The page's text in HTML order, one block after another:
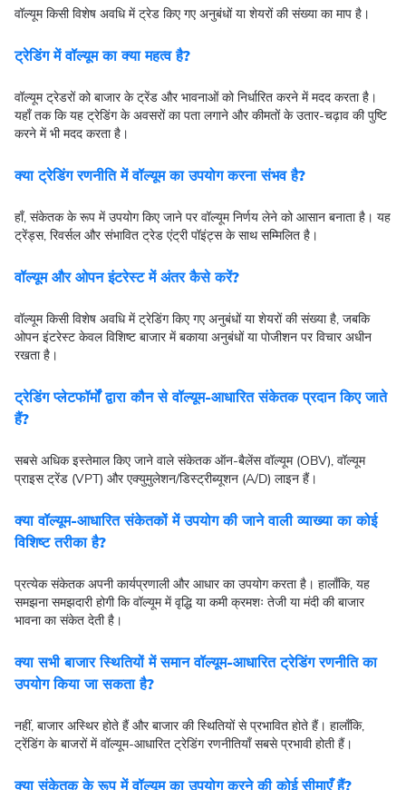
वॉल्यूम किसी विशेष अवधि में ट्रेड किए गए अनुबंधों या शेयरों की संख्या का माप है।
ट्रेडिंग में वॉल्यूम का क्या महत्व है?
वॉल्यूम ट्रेडरों को बाजार के ट्रेंड और भावनाओं को निर्धारित करने में मदद करता है।
यहाँ तक कि यह ट्रेडिंग के अवसरों का पता लगाने और कीमतों के उतार-चढ़ाव की पुष्टि
करने में भी मदद करता है।
क्या ट्रेडिंग रणनीति में वॉल्यूम का उपयोग करना संभव है?
हाँ, संकेतक के रूप में उपयोग किए जाने पर वॉल्यूम निर्णय लेने को आसान बनाता है। यह
ट्रेंड्स, रिवर्सल और संभावित ट्रेड एंट्री पॉइंट्स के साथ सम्मिलित है।
वॉल्यूम और ओपन इंटरेस्ट में अंतर कैसे करें?
वॉल्यूम किसी विशेष अवधि में ट्रेडिंग किए गए अनुबंधों या शेयरों की संख्या है, जबकि
ओपन इंटरेस्ट केवल विशिष्ट बाजार में बकाया अनुबंधों या पोजीशन पर विचार अधीन
रखता है।
ट्रेडिंग प्लेटफॉर्मों द्वारा कौन से वॉल्यूम-आधारित संकेतक प्रदान किए जाते
हैं?
सबसे अधिक इस्तेमाल किए जाने वाले संकेतक ऑन-बैलेंस वॉल्यूम (OBV), वॉल्यूम
प्राइस ट्रेंड (VPT) और एक्युमुलेशन/डिस्ट्रीब्यूशन (A/D) लाइन हैं।
क्या वॉल्यूम-आधारित संकेतकों में उपयोग की जाने वाली व्याख्या का कोई
विशिष्ट तरीका है?
प्रत्येक संकेतक अपनी कार्यप्रणाली और आधार का उपयोग करता है। हालाँकि, यह
समझना समझदारी होगी कि वॉल्यूम में वृद्धि या कमी क्रमशः तेजी या मंदी की बाजार
भावना का संकेत देती है।
क्या सभी बाजार स्थितियों में समान वॉल्यूम-आधारित ट्रेडिंग रणनीति का
उपयोग किया जा सकता है?
नहीं, बाजार अस्थिर होते हैं और बाजार की स्थितियों से प्रभावित होते हैं। हालाँकि,
ट्रेंडिंग के बाजरों में वॉल्यूम-आधारित ट्रेडिंग रणनीतियाँ सबसे प्रभावी होती हैं।